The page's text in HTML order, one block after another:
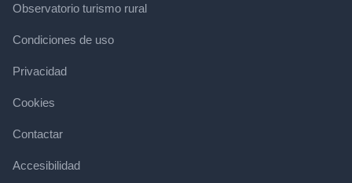
Observatorio turismo rural
Condiciones de uso
Privacidad
Cookies
Contactar
Accesibilidad